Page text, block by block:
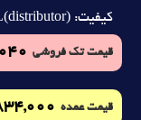
کیفیت:
قیمت تک فروشی
قیمت عمده